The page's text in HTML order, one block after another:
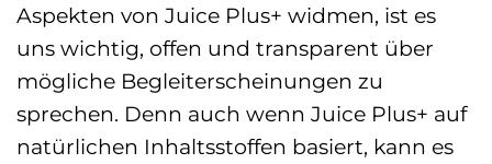
Aspekten von Juice Plus+ widmen, ist es
uns wichtig, offen und transparent über
mögliche Begleiterscheinungen zu
sprechen. Denn auch wenn Juice Plus+ auf
natürlichen Inhaltsstoffen basiert, kann es